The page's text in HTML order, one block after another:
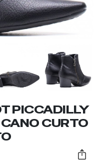
PICCADILLY
CURTO